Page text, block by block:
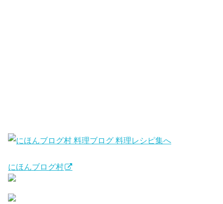
にほんブログ村